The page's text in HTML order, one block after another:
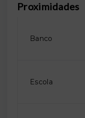
Proximidades
Banco
Escola